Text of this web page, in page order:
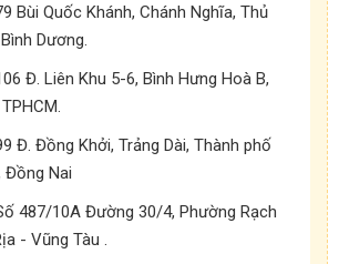
Bùi Quốc Khánh, Chánh Nghĩa, Thủ
Dương.
Đ. Liên Khu 5-6, Bình Hưng Hoà B,
Đ. Đồng Khởi, Trảng Dài, Thành phố
Đồng Nai
487/10A Đường 30/4, Phường Rạch
- Vũng Tàu .